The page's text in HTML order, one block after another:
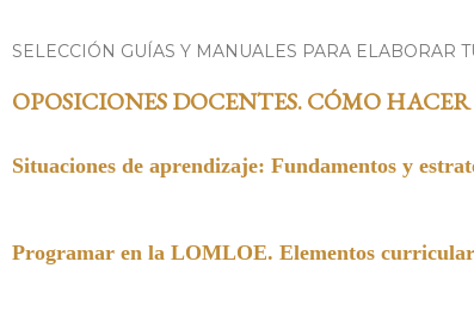
SELECCIÓN GUÍAS Y MANUALES PARA ELABORAR
OPOSICIONES DOCENTES. CÓMO
Situaciones de aprendizaje: Fundamentos y
Programar en la LOMLOE. Elementos